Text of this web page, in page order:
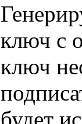
ключ с
ключ
будет